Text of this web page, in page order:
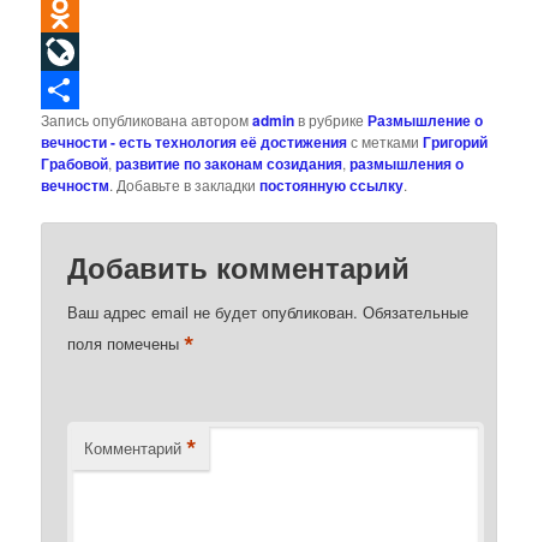
Telegram
Odnoklassniki
LiveJournal
Отправить
Запись опубликована авторомadminв рубрикеРазмышление о
вечности - есть технология её достиженияс меткамиГригорий
Грабовой,развитие по законам созидания,размышления о
вечностм. Добавьте в закладкипостоянную ссылку.
Добавить комментарий
Ваш адрес email не будет опубликован. Обязательные
поля помечены*
Комментарий *